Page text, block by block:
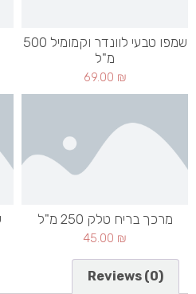
שמפו טבעי לוונדר וקמומיל 500
מ"ל
69.00 ₪
מרכך בריח טלק 250 מ"ל
45.00 ₪
Reviews (0)